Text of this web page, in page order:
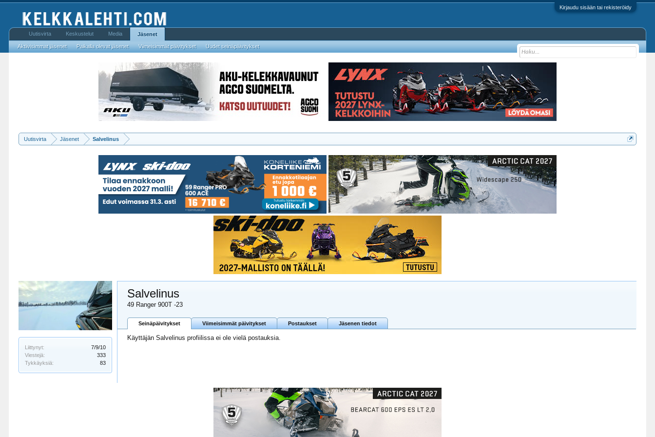
Kirjaudu sisään tai rekisteröidy
Uutisvirta Jäsenet Salvelinus
Liittynyt:
7/9/10
Viestejä:
333
Tykkäyksiä:
83
Salvelinus
49 Ranger 900T -23
Seinäpäivitykset Viimeisimmät päivitykset Postaukset Jäsenen tiedot
Käyttäjän Salvelinus profiilissa ei ole vielä postauksia.
Uutisvirta Keskustelut Media Jäsenet
Aktiivisimmat jäsenet Paikalla olevat jäsenet Viimeisimmät päivitykset Uudet seinäpäivitykset